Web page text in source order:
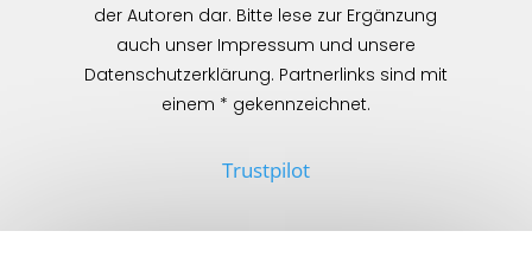
der Autoren dar. Bitte lese zur Ergänzung
auch unser Impressum und unsere
Datenschutzerklärung. Partnerlinks sind mit
einem * gekennzeichnet.
Trustpilot